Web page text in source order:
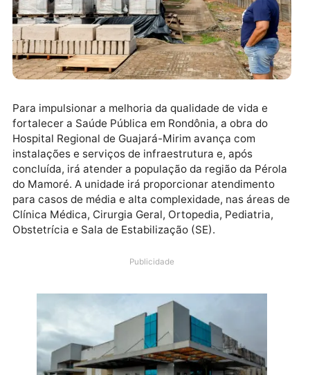
Para impulsionar a melhoria da qualidade de vida e
fortalecer a Saúde Pública em Rondônia, a obra do
Hospital Regional de Guajará-Mirim avança com
instalações e serviços de infraestrutura e, após
concluída, irá atender a população da região da
Obstetrícia e Sala de Estabilização (SE).
Publicidade